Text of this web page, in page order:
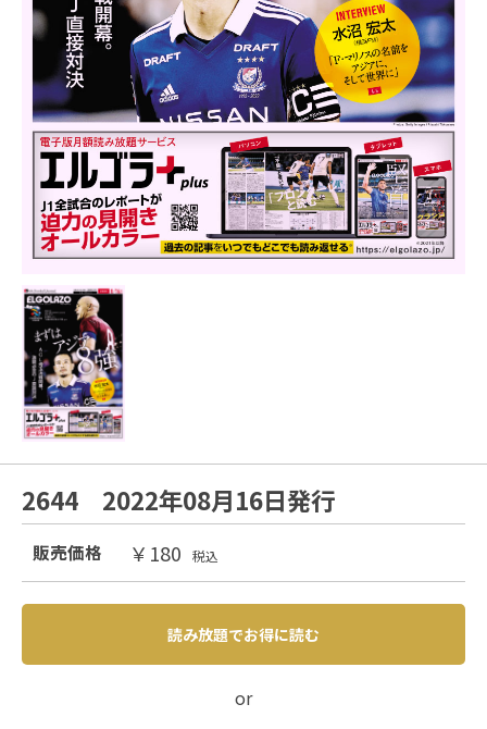
2644 2022年08月16日発行
販売価格 ￥180 税込
読み放題でお得に読む
or